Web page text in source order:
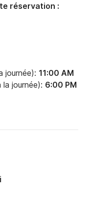
journée): 11:00 AM
journée): 6:00 PM
réservation :